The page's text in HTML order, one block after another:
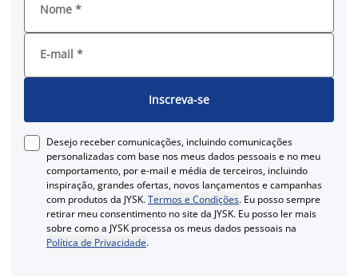
Nome *
E-mail *
Inscreva-se
Desejo receber comunicações, incluindo comunicações
personalizadas com base nos meus dados pessoais e no meu
comportamento, por e-mail e média de terceiros, incluindo
inspiração, grandes ofertas, novos lançamentos e campanhas
com produtos da JYSK.Termos e Condições. Eu posso sempre
retirar meu consentimento no site da JYSK. Eu posso ler mais
sobre como a JYSK processa os meus dados pessoais na
Política de Privacidade.